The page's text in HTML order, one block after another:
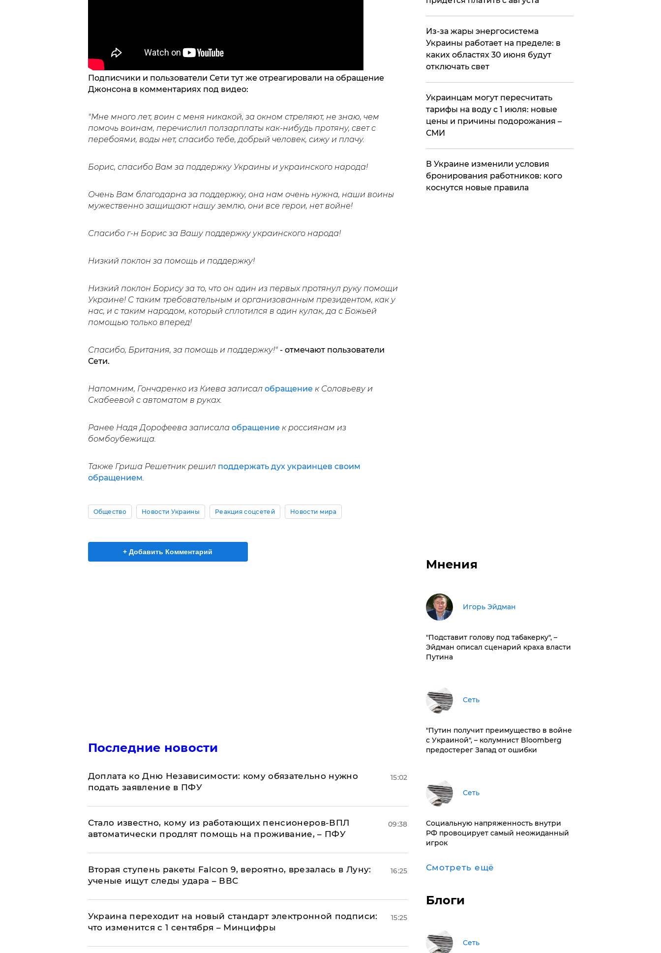
Подписчики и пользователи Сети тут же отреагировали на обращение
Джонсона в комментариях под видео:
"Мне много лет, воин с меня никакой, за окном стреляют, не знаю, чем
помочь воинам, перечислил ползарплаты как-нибудь протяну, свет с
перебоями, воды нет, спасибо тебе, добрый человек, сижу и плачу.
Борис, спасибо Вам за поддержку Украины и украинского народа!
Очень Вам благодарна за поддержку, она нам очень нужна, наши воины
мужественно защищают нашу землю, они все герои, нет войне!
Спасибо г-н Борис за Вашу поддержку украинского народа!
Низкий поклон за помощь и поддержку!
Низкий поклон Борису за то, что он один из первых протянул руку помощи
Украине! С таким требовательным и организованным президентом, как у
нас, и с таким народом, который сплотился в один кулак, да с Божьей
помощью только вперед!
Спасибо, Британия, за помощь и поддержку!"- отмечают пользователи
Сети.
Напомним, Гончаренко из Киева записал обращениек Соловьеву и
Скабеевой с автоматом в руках.
Ранее Надя Дорофеева записала обращениек россиянам из
бомбоубежища.
Также Гриша Решетник решил поддержать дух украинцев своим
обращением.
Общество Новости Украины Реакция соцсетей Новости мира
+ Добавить Комментарий
Последние новости
Доплата ко Дню Независимости: кому обязательно нужно
подать заявление в ПФУ
15:02
Стало известно, кому из работающих пенсионеров-ВПЛ
автоматически продлят помощь на проживание, – ПФУ
09:38
Вторая ступень ракеты Falcon 9, вероятно, врезалась в Луну:
ученые ищут следы удара – ВВС
16:25
Украина переходит на новый стандарт электронной подписи:
что изменится с 1 сентября – Минцифры
15:25
Из-за жары энергосистема
Украины работает на пределе: в
каких областях 30 июня будут
отключать свет
Украинцам могут пересчитать
тарифы на воду с 1 июля: новые
цены и причины подорожания –
СМИ
В Украине изменили условия
бронирования работников: кого
коснутся новые правила
Мнения
Игорь Эйдман
​"Подставит голову под табакерку", –
Эйдман описал сценарий краха власти
Путина
Сеть
"Путин получит преимущество в войне
с Украиной", – колумнист Bloomberg
предостерег Запад от ошибки
Сеть
Социальную напряженность внутри
РФ провоцирует самый неожиданный
игрок
Смотреть ещё
Блоги
Сеть